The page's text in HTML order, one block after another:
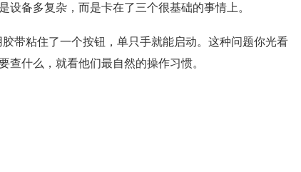
备多复杂，而是卡在了三个很基础的事情上。
带粘住了一个按钮，单只手就能启动。这种问题你光看
什么，就看他们最自然的操作习惯。